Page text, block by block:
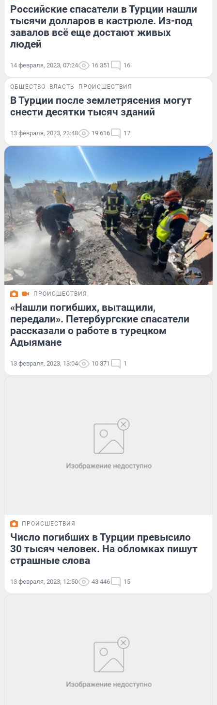
Российские спасатели в Турции нашли
тысячи долларов в кастрюле. Из-под
завалов всё еще достают живых
людей
14 февраля, 2023, 07:24 16 351 16
ОБЩЕСТВО ВЛАСТЬ ПРОИСШЕСТВИЯ
В Турции после землетрясения могут
снести десятки тысяч зданий
13 февраля, 2023, 23:48 19 616 17
ПРОИСШЕСТВИЯ
«Нашли погибших, вытащили,
передали». Петербургские спасатели
рассказали о работе в турецком
Адыямане
13 февраля, 2023, 13:04 10 371 1
ПРОИСШЕСТВИЯ
Число погибших в Турции превысило
30 тысяч человек. На обломках пишут
страшные слова
13 февраля, 2023, 12:50 43 446 15